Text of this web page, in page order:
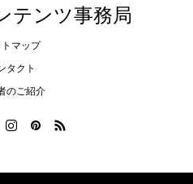
テンツ事務局
マップ
タクト
のご紹介